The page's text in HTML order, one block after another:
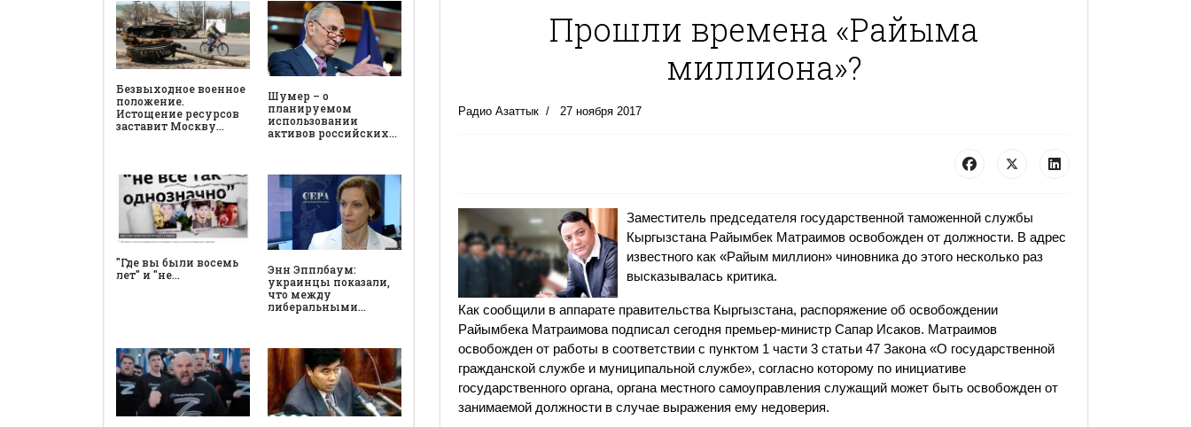
Безвыходное военное
положение.
Истощение ресурсов
заставит Москву…
Шумер – о
планируемом
использовании
активов российских…
"Где вы были восемь
лет" и "не…
Энн Эпплбаум:
украинцы показали,
что между
либеральными…
Прошли времена «Райыма
миллиона»?
Радио Азаттык 27 ноября 2017
Заместитель председателя государственной таможенной службы
Кыргызстана Райымбек Матраимов освобожден от должности. В адрес
известного как «Райым миллион» чиновника до этого несколько раз
высказывалась критика.
Как сообщили в аппарате правительства Кыргызстана, распоряжение об освобождении
Райымбека Матраимова подписал сегодня премьер-министр Сапар Исаков. Матраимов
освобожден от работы в соответствии с пунктом 1 части 3 статьи 47 Закона «О государственной
гражданской службе и муниципальной службе», согласно которому по инициативе
государственного органа, органа местного самоуправления служащий может быть освобожден от
занимаемой должности в случае выражения ему недоверия.